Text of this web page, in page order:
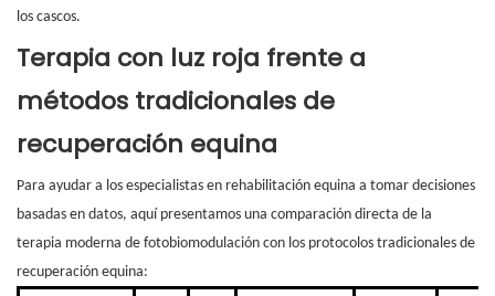
los cascos.
Terapia con luz roja frente a
métodos tradicionales de
recuperación equina
Para ayudar a los especialistas en rehabilitación equina a tomar decisiones
basadas en datos, aquí presentamos una comparación directa de la
terapia moderna de fotobiomodulación con los protocolos tradicionales de
recuperación equina: